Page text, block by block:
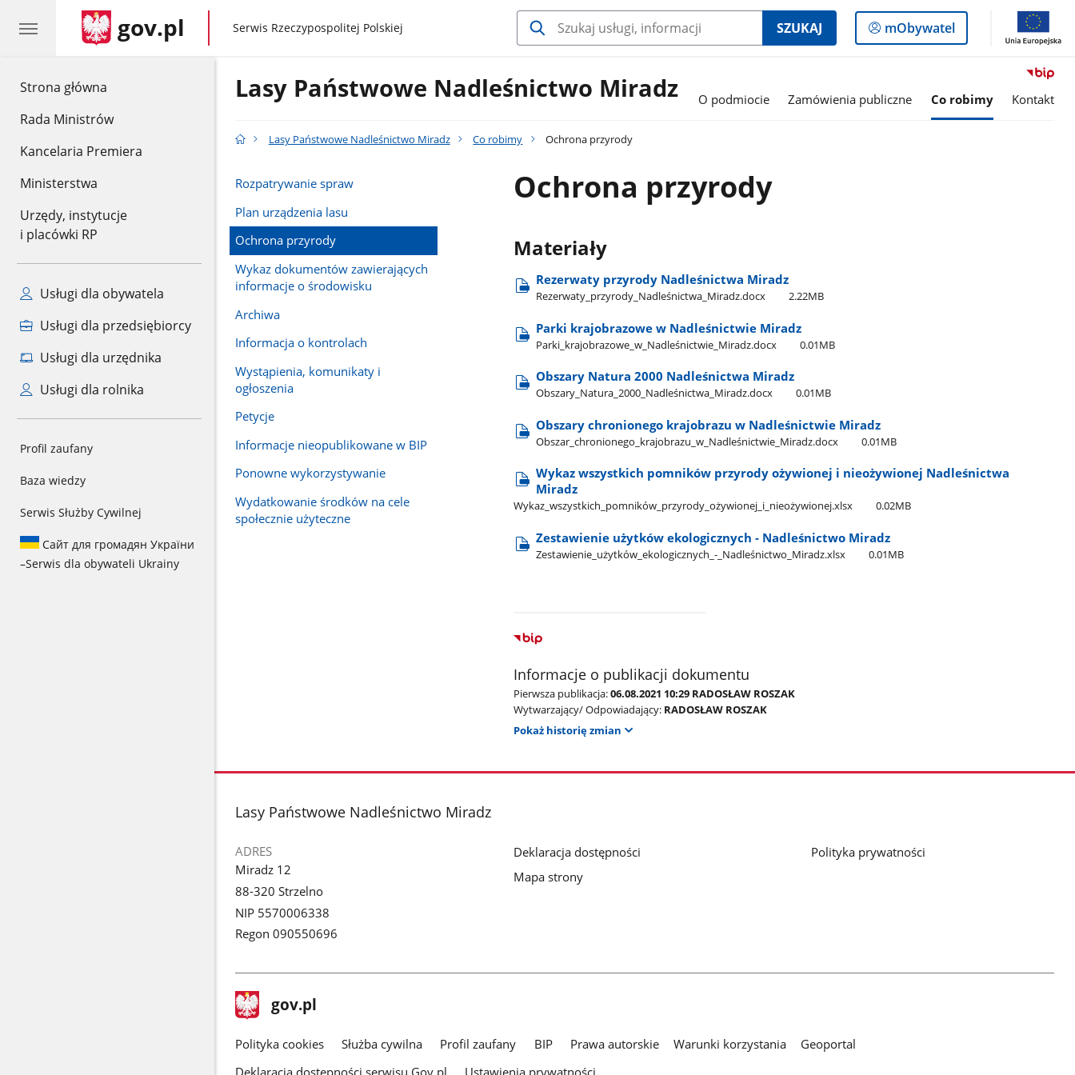
Strona główna
Rada Ministrów
Kancelaria Premiera
Ministerstwa
Urzędy, instytucje
i placówki RP
Usługi dla obywatela
Usługi dla przedsiębiorcy
Usługi dla urzędnika
Usługi dla rolnika
Profil zaufany
Baza wiedzy
Serwis Służby Cywilnej
Сайт для громадян України
–Serwis dla obywateli Ukrainy
gov.pl gov.pl
Serwis Rzeczypospolitej Polskiej SZUKAJ
Logowanie
do
mObywatel
Lasy Państwowe Nadleśnictwo Miradz O podmiocie Zamówienia publiczne Co robimy Kontakt
Lasy Państwowe Nadleśnictwo Miradz Co robimy Ochrona przyrody
Rozpatrywanie spraw
Plan urządzenia lasu
Ochrona przyrody
Wykaz dokumentów zawierających
informacje o środowisku
Archiwa
Informacja o kontrolach
Wystąpienia, komunikaty i
ogłoszenia
Petycje
Informacje nieopublikowane w BIP
Ponowne wykorzystywanie
Wydatkowanie środków na cele
społecznie użyteczne
Ochrona przyrody
Materiały
Rezerwaty przyrody Nadleśnictwa Miradz
Rezerwaty​_przyrody​_Nadleśnictwa​_Miradz.docx 2.22MB
Parki krajobrazowe w Nadleśnictwie Miradz
Parki​_krajobrazowe​_w​_Nadleśnictwie​_Miradz.docx 0.01MB
Obszary Natura 2000 Nadleśnictwa Miradz
Obszary​_Natura​_2000​_Nadleśnictwa​_Miradz.docx 0.01MB
Obszary chronionego krajobrazu w Nadleśnictwie Miradz
Obszar​_chronionego​_krajobrazu​_w​_Nadleśnictwie​_Miradz.docx 0.01MB
Wykaz wszystkich pomników przyrody ożywionej i nieożywionej Nadleśnictwa
Miradz
Wykaz​_wszystkich​_pomników​_przyrody​_ożywionej​_i​_nieożywionej.xlsx 0.02MB
Zestawienie użytków ekologicznych - Nadleśnictwo Miradz
Zestawienie​_użytków​_ekologicznych​_-​_Nadleśnictwo​_Miradz.xlsx 0.01MB
Informacje o publikacji dokumentu
Pierwsza publikacja:06.08.2021 10:29 RADOSŁAW ROSZAK
Wytwarzający/ Odpowiadający: RADOSŁAW ROSZAK
Pokaż historię zmian
stopka
Lasy Państwowe Nadleśnictwo Miradz
ADRES
Miradz 12
88-320 Strzelno
NIP 5570006338
Regon 090550696
Deklaracja dostępności
Mapa strony
Polityka prywatności
stopka
gov.pl Strona
gov.pl
gov.pl
Polityka cookies Służba cywilna Profil zaufany BIP Prawa autorskie Warunki korzystania
Geoportal